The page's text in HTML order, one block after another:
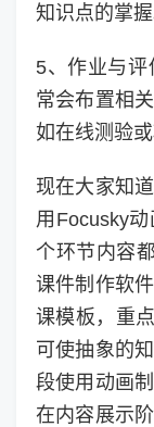
知识点的掌握
5、作业与
常会布置相
如在线测验或
现在大家知道
用Focusky
个环节内容
课件制作软
课模板，重
可使抽象的
段使用动画
在内容展示